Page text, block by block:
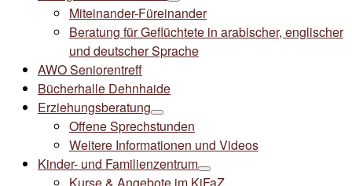
Miteinander-Füreinander
Beratung für Geflüchtete in arabischer, englischer
und deutscher Sprache
AWO Seniorentreff
Bücherhalle Dehnhaide
Erziehungsberatung
Offene Sprechstunden
Weitere Informationen und Videos
Kinder- und Familienzentrum